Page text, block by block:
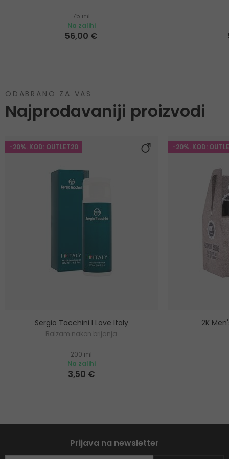
75 ml
Na zalihi
56,00 €
ODABRANO ZA VAS
Najprodavaniji proizvodi
-20%. KOD: OUTLET20
Sergio Tacchini I Love Italy
Balzam nakon brijanja
200 ml
Na zalihi
3,50 €
-20%. KOD:
2K
Prijava na newsletter